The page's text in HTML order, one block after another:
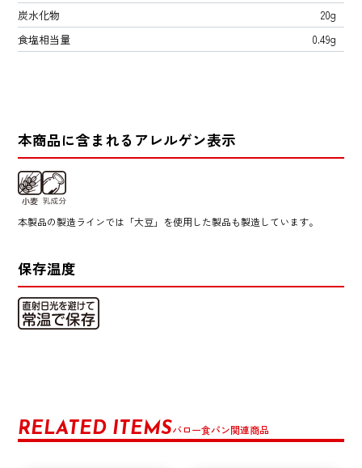
炭水化物
20g
食塩相当量
0.49g
本商品に含まれるアレルゲン表示
本製品の製造ラインでは「大豆」を使用した製品も製造しています。
保存温度
RELATED ITEMSバロー食パン関連商品